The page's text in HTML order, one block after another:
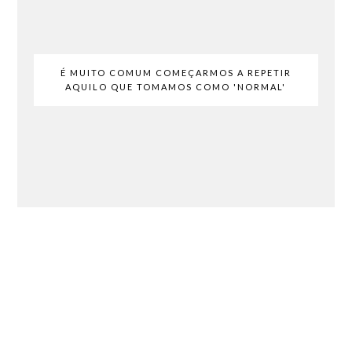
É MUITO COMUM COMEÇARMOS A REPETIR
AQUILO QUE TOMAMOS COMO 'NORMAL'